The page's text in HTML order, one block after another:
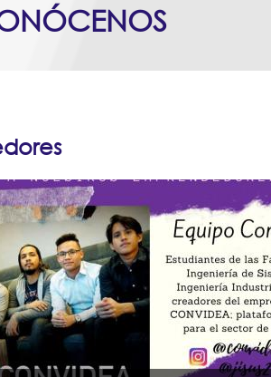
Conócenos
y Casos de Éxito
Centros Regionales
Contáctenos